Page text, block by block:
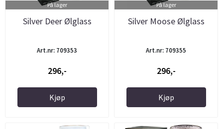
På lager
Silver Deer Ølglass
Art.nr: 709353
296,-
Kjøp
På lager
Silver Moose Ølglass
Art.nr: 709355
296,-
Kjøp